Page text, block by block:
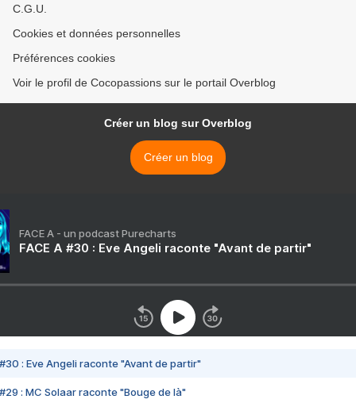
C.G.U.
Cookies et données personnelles
Préférences cookies
Voir le profil de Cocopassions sur le portail Overblog
Créer un blog sur Overblog
Créer un blog
FACE A - un podcast Purecharts
FACE A #30 : Eve Angeli raconte "Avant de partir"
#30 : Eve Angeli raconte "Avant de partir"
#29 : MC Solaar raconte "Bouge de là"